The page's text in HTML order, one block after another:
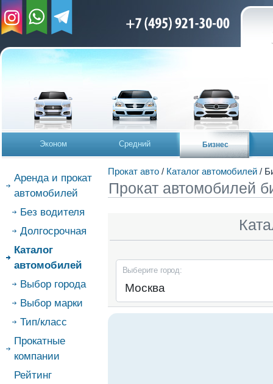
Эконом Средний Бизнес
Аренда и прокат
автомобилей
Без водителя
Долгосрочная
Каталог
автомобилей
Выбор города
Выбор марки
Тип/класс
Прокатные
компании
Рейтинг
Прокат авто / Каталог автомобилей /
Прокат автомобилей
Выберите город: